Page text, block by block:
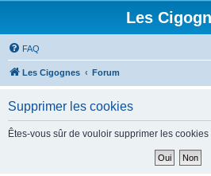
Les
FAQ
Les Cigognes Forum
Supprimer les cookies
Êtes-vous sûr de vouloir supprimer les